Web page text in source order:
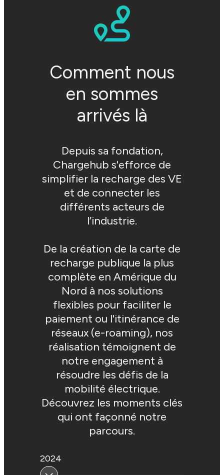
Comment nous
en sommes
arrivés là
Depuis sa fondation,
Chargehub s'efforce de
simplifier la recharge des VE
et de connecter les
différents acteurs de
l’industrie.
De la création de la carte de
recharge publique la plus
complète en Amérique du
Nord à nos solutions
flexibles pour faciliter le
paiement ou l'itinérance de
réseaux (e-roaming), nos
réalisation témoignent de
notre engagement à
résoudre les défis de la
mobilité électrique.
Découvrez les moments clés
qui ont façonné notre
parcours.
2024